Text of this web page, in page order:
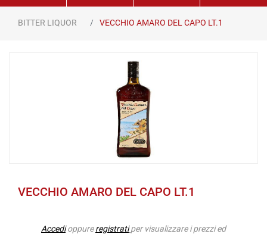
BITTER LIQUOR VECCHIO AMARO DEL CAPO LT.1
VECCHIO AMARO DEL CAPO LT.1
Accedioppureregistrati per visualizzare i prezzi ed